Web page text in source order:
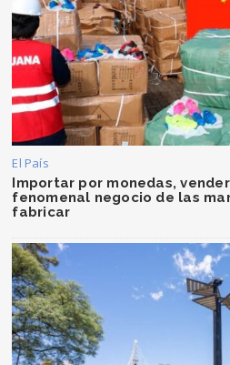
El País
Importar por monedas,
fenomenal negocio de las
fabricar